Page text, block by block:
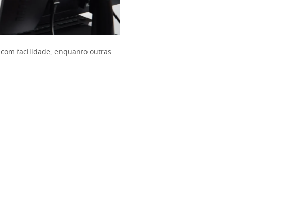
facilidade, enquanto outras